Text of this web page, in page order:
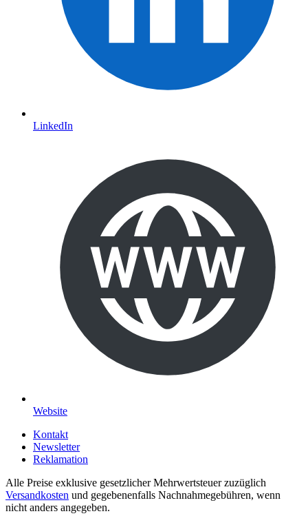
LinkedIn
Website
Kontakt
Newsletter
Reklamation
Alle Preise exklusive gesetzlicher Mehrwertsteuer zuzüglich
Versandkosten und gegebenenfalls Nachnahmegebühren, wenn
nicht anders angegeben.